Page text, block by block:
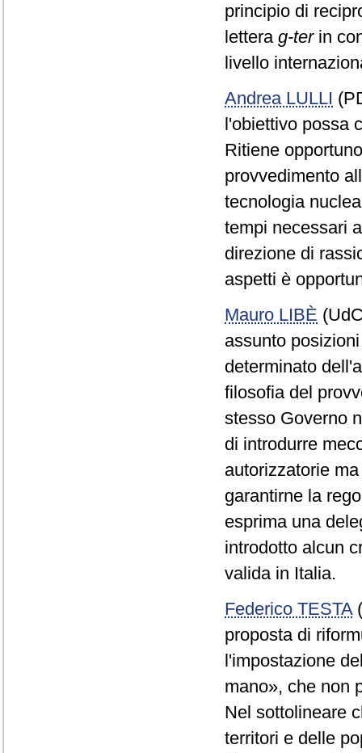
principio di
lettera g-terin
livello
Andrea LULLI
l'obiettivo possa
Ritiene
provvedimento
tecnologia
tempi necessari
direzione di
aspetti è
Mauro LIBÈ
assunto
determinato
filosofia del
stesso Governo
di introdurre
autorizzatorie
garantirne la
esprima una
introdotto alcun
valida in Italia.
Federico TESTA
proposta di
l'impostazione
mano», che non
Nel sottolineare
territori e delle